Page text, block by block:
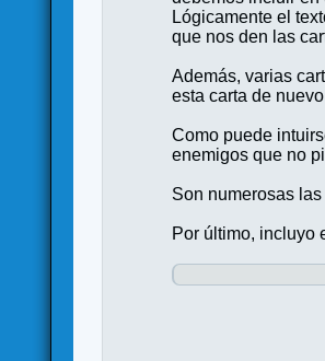
Lógicamente el
que nos den las
Además, varias
esta carta de
Como puede
enemigos que no
Son numerosas
Por último, incluyo